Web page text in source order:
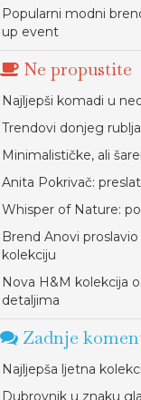
Popularni modni
up event
Ne propustite
Najljepši komadi u
Trendovi donjeg
Minimalističke, ali
Anita Pokrivač:
Whisper of Nature:
Brend Anovi
kolekciju
Nova H&M kolekcija
detaljima
Zadnje
Najljepša ljetna
Dubrovnik u znaku